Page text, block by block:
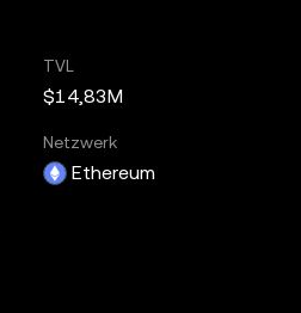
TVL
$14,83M
Netzwerk
Ethereum